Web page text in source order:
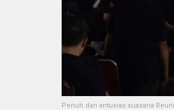
Penuh dan antusias suasana